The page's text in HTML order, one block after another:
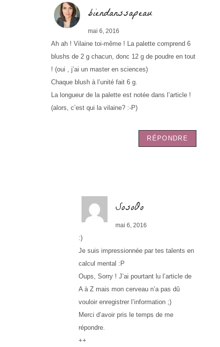
biendanssapeau
mai 6, 2016
Ah ah ! Vilaine toi-même ! La palette comprend 6
blushs de 2 g chacun, donc 12 g de poudre en tout
! (oui , j’ai un master en sciences)
Chaque blush à l’unité fait 6 g.
La longueur de la palette est notée dans l’article !
(alors, c’est qui la vilaine? :-P)
RÉPONDRE
SosoOo
mai 6, 2016
:)
Je suis impressionnée par tes talents en
calcul mental :P
Oups, Sorry ! J’ai pourtant lu l’article de
A à Z mais mon cerveau n’a pas dû
vouloir enregistrer l’information ;)
Merci d’avoir pris le temps de me
répondre.
++